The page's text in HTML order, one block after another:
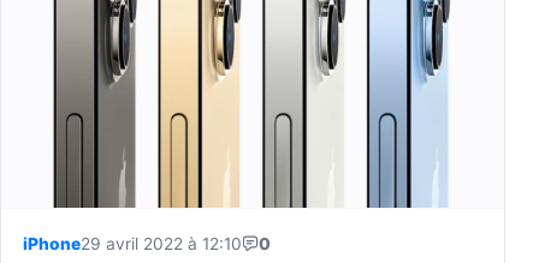
iPhone29 avril 2022 à 12:10 0